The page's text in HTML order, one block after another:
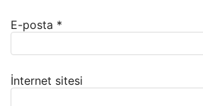
E-posta *
İnternet sitesi